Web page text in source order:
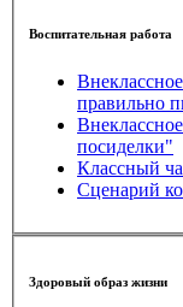
Воспитательная работа
правильно
посиделки"
Классный
Сценарий
Здоровый образ жизни